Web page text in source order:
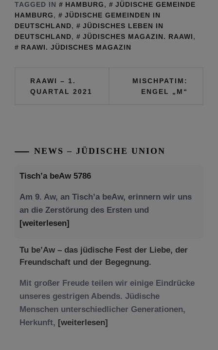
TAGGED IN
HAMBURG,
JÜDISCHE GEMEINDE
HAMBURG,
JÜDISCHE GEMEINDEN IN
DEUTSCHLAND,
JÜDISCHES LEBEN IN
DEUTSCHLAND, JÜDISCHES MAGAZIN. RAAWI,
RAAWI. JÜDISCHES MAGAZIN
Beitragsnavigation
RAAWI – 1.
QUARTAL 2021
MISCHPATIM:
ENGEL „M“
NEWS – JÜDISCHE UNION
Tisch’a beAw 5786
Am 9. Aw, an Tisch’a beAw, erinnern wir uns
an die Zerstörung des Ersten und
[weiterlesen]
Tu be’Aw – das jüdische Fest der Liebe, der
Freundschaft und der Begegnung.
Mit großer Freude teilen wir einige Eindrücke
unseres gestrigen Abends. Jüdische
Menschen unterschiedlicher Generationen,
Herkunft, [weiterlesen]